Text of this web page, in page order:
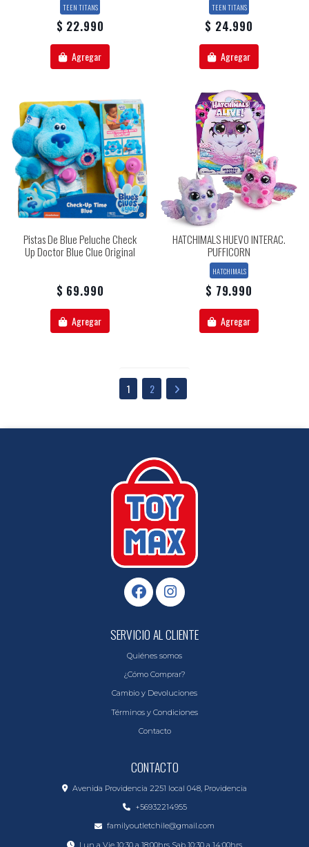
TEEN TITANS
$ 22.990
Agregar
TEEN TITANS
$ 24.990
Agregar
Pistas De Blue Peluche Check
Up Doctor Blue Clue Original
$ 69.990
Agregar
HATCHIMALS HUEVO INTERAC.
PUFFICORN
HATCHIMALS
$ 79.990
Agregar
1 2
SERVICIO AL CLIENTE
Quiénes somos
¿Cómo Comprar?
Cambio y Devoluciones
Términos y Condiciones
Contacto
CONTACTO
Avenida Providencia 2251 local 048, Providencia
+56932214955
familyoutletchile@gmail.com
Lun a Vie 10:30 a 18:00hrs Sab 10:30 a 14:00hrs